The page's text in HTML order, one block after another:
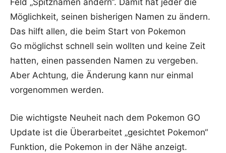
Feld „Spitznamen ändern“. Damit hat jeder die
Möglichkeit, seinen bisherigen Namen zu ändern.
Das hilft allen, die beim Start von Pokemon
Go möglichst schnell sein wollten und keine Zeit
hatten, einen passenden Namen zu vergeben.
Aber Achtung, die Änderung kann nur einmal
vorgenommen werden.
Die wichtigste Neuheit nach dem Pokemon GO
Update ist die Überarbeitet „gesichtet Pokemon“
Funktion, die Pokemon in der Nähe anzeigt.